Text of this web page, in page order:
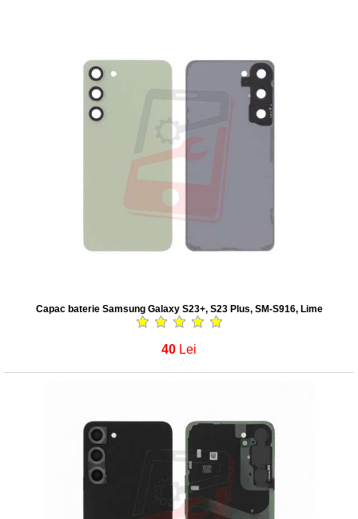
Capac baterie Samsung Galaxy S23+, S23 Plus, SM-S916, Lime
40 Lei